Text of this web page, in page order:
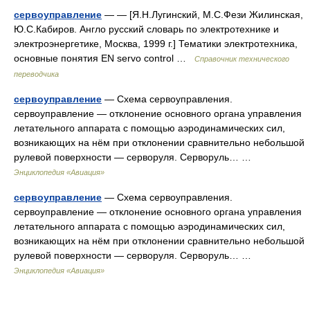
сервоуправление — — [Я.Н.Лугинский, М.С.Фези Жилинская,
Ю.С.Кабиров. Англо русский словарь по электротехнике и
электроэнергетике, Москва, 1999 г.] Тематики электротехника,
основные понятия EN servo control …
Справочник технического
переводчика
сервоуправление — Схема сервоуправления.
сервоуправление — отклонение основного органа управления
летательного аппарата с помощью аэродинамических сил,
возникающих на нём при отклонении сравнительно небольшой
рулевой поверхности — серворуля. Серворуль… …
Энциклопедия «Авиация»
сервоуправление — Схема сервоуправления.
сервоуправление — отклонение основного органа управления
летательного аппарата с помощью аэродинамических сил,
возникающих на нём при отклонении сравнительно небольшой
рулевой поверхности — серворуля. Серворуль… …
Энциклопедия «Авиация»